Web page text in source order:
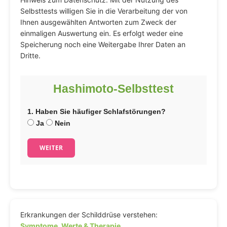
Selbsttests willigen Sie in die Verarbeitung der von
Ihnen ausgewählten Antworten zum Zweck der
einmaligen Auswertung ein. Es erfolgt weder eine
Speicherung noch eine Weitergabe Ihrer Daten an
Dritte.
Hashimoto-Selbsttest
1. Haben Sie häufiger Schlafstörungen?
Ja
Nein
WEITER
Erkrankungen der Schilddrüse verstehen: